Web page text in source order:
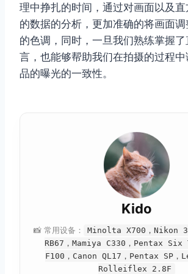
理中挣扎的时间，通过对画面以及
的数据的分析，更加准确的将画面
的色调，同时，一旦我们熟练掌握
言，也能够帮助我们在拍摄的过程
品的曝光的一致性。
Kido
📸 常用设备：
Minolta X700，Nikon
RB67，Mamiya C330，Pentax Six
F100，Canon QL17，Pentax SP，
Rolleiflex 2.8F